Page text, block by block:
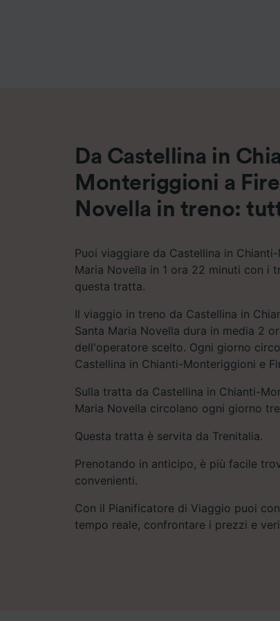
Da Castellina in
Monteriggioni a
Novella in treno:
Puoi viaggiare da Castellina in
Maria Novella in 1 ora 22 minuti con i
questa tratta.
Il viaggio in treno da Castellina in
Santa Maria Novella dura in media 2
dell'operatore scelto. Ogni giorno
Castellina in Chianti-Monteriggioni e
Sulla tratta da Castellina in Chianti-
Maria Novella circolano ogni giorno
Questa tratta è servita da Trenitalia.
Prenotando in anticipo, è più facile
convenienti.
Con il Pianificatore di Viaggio puoi
tempo reale, confrontare i prezzi e